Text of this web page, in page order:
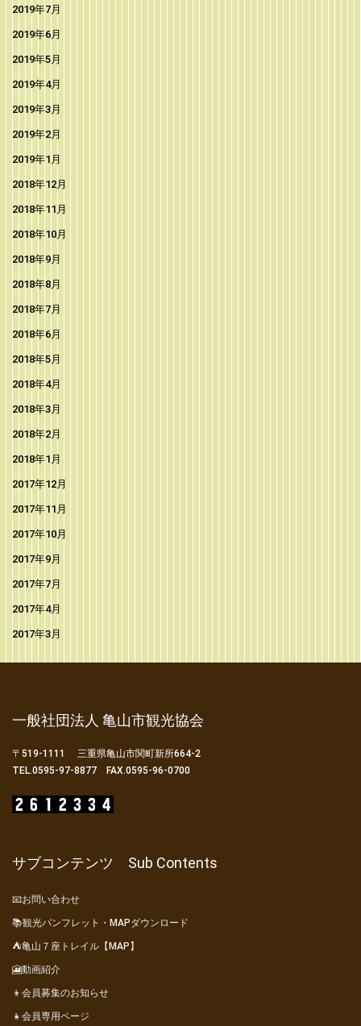
2019年7月
2019年6月
2019年5月
2019年4月
2019年3月
2019年2月
2019年1月
2018年12月
2018年11月
2018年10月
2018年9月
2018年8月
2018年7月
2018年6月
2018年5月
2018年4月
2018年3月
2018年2月
2018年1月
2017年12月
2017年11月
2017年10月
2017年9月
2017年7月
2017年4月
2017年3月
一般社団法人 亀山市観光協会
〒519-1111 三重県亀山市関町新所664-2
TEL.0595-97-8877 FAX.0595-96-0700
サブコンテンツ Sub Contents
📧お問い合わせ
📚観光パンフレット・MAPダウンロード
⛺亀山７座トレイル【MAP】
🎦動画紹介
👦会員募集のお知らせ
👧会員専用ページ